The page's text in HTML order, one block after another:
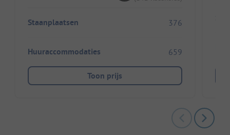
Staanplaatsen 376
Huuraccommodaties 659
Toon prijs